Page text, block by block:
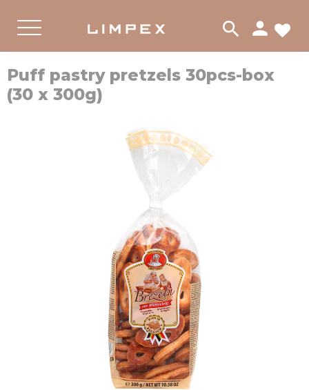
search person
PRODUKTER
Puff pastry pretzels 30pcs-box
(30 x 300g)